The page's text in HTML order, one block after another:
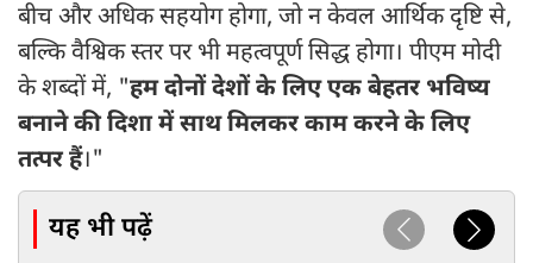
बीच और अधिक सहयोग होगा, जो न केवल आर्थिक दृष्टि से,
बल्कि वैश्विक स्तर पर भी महत्वपूर्ण सिद्ध होगा। पीएम मोदी
के शब्दों में, "हम दोनों देशों के लिए एक बेहतर भविष्य
बनाने की दिशा में साथ मिलकर काम करने के लिए
तत्पर हैं।"
यह भी पढ़ें